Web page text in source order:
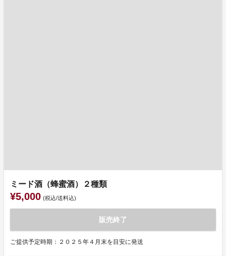
ミード酒（蜂蜜酒）２種類
¥5,000 (税込/送料込)
販売終了
ご提供予定時期：２０２５年４月末を目安に発送